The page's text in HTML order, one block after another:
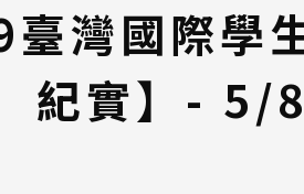
報名格式
評選與獎項
臺灣國際學
紀實】- 5/